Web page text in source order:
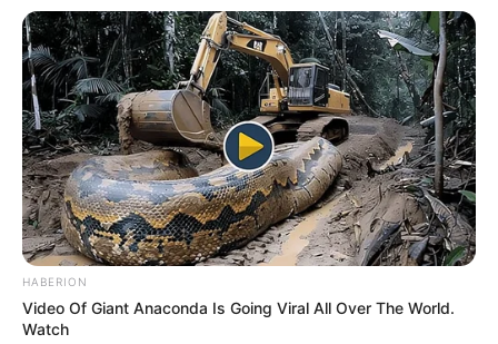
A lista com os participantes da 2ª turma
Os Agentes participantes do processo seletivo precisam fazer a
checagem de seus dados na lista publicada pelos organizadores
dos cursos técnicos.
ACESSE A LITA COMPLETA DOS CLASSIFICADOS NO SAÚDE
COM AGENTE
Conforme a primeira letra do nome. Basta clicar sobre a letra:
-B-C-D-E-F-G-H-I-J-K-L-M-N-O-P-Q - R - S
HABERION
Video Of Giant Anaconda Is Going Viral All Over The World.
Watch